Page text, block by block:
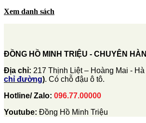
Xem danh sách
ĐỒNG HỒ MINH TRIỆU - CHUYÊN
Địa chỉ: 217 Thịnh Liệt – Hoàng Mai - Hà
chỉ đường). Có chỗ đậu ô tô.
Hotline/ Zalo: 096.77.00000
Youtube: Đồng Hồ Minh Triệu